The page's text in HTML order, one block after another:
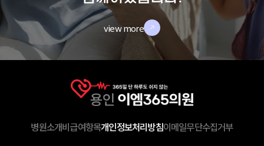
view more
병원소개비급여항목개인정보처리방침이메일무단수집거부